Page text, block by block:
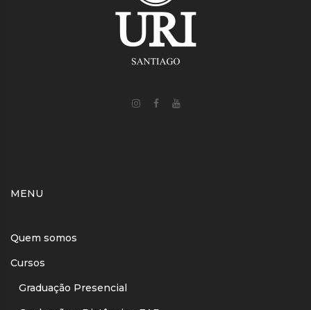
MENU
Quem somos
Cursos
Graduação Presencial